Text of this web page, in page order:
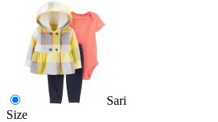
Sari
Size